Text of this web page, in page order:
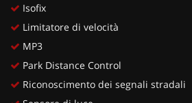
Isofix
Limitatore di velocità
MP3
Park Distance Control
Riconoscimento dei segnali stradali